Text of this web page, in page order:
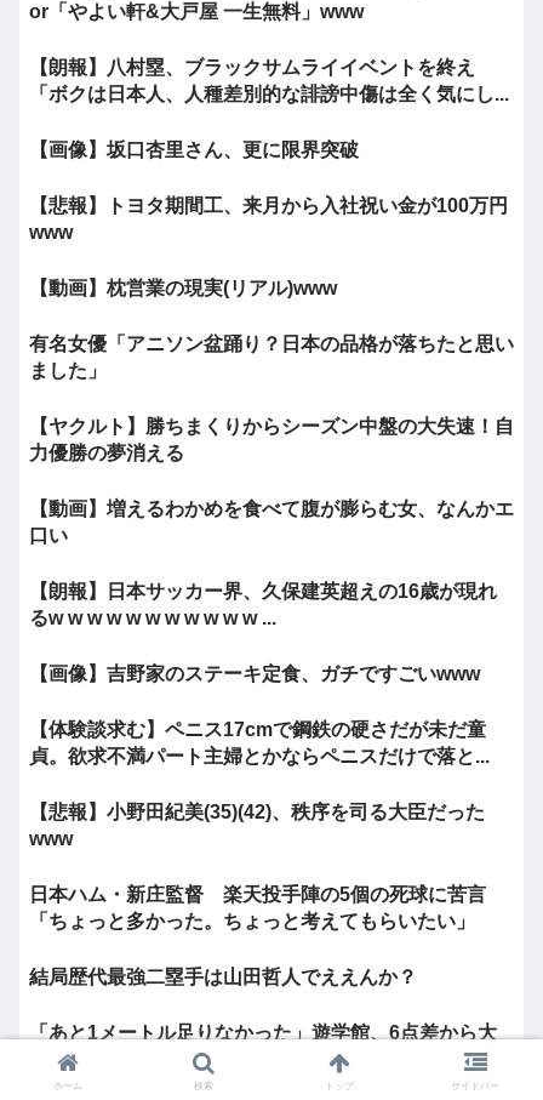
or「やよい軒&大戸屋 一生無料」www
【朗報】八村塁、ブラックサムライイベントを終え
「ボクは日本人、人種差別的な誹謗中傷は全く気にし...
【画像】坂口杏里さん、更に限界突破
【悲報】トヨタ期間工、来月から入社祝い金が100万円
www
【動画】枕営業の現実(リアル)www
有名女優「アニソン盆踊り？日本の品格が落ちたと思い
ました」
【ヤクルト】勝ちまくりからシーズン中盤の大失速！自
力優勝の夢消える
【動画】増えるわかめを食べて腹が膨らむ女、なんかエ
口い
【朗報】日本サッカー界、久保建英超えの16歳が現れ
るw w w w w w w w w w w ...
【画像】吉野家のステーキ定食、ガチですごいwww
【体験談求む】ペニス17cmで鋼鉄の硬さだが未だ童
貞。欲求不満パート主婦とかならペニスだけで落と...
【悲報】小野田紀美(35)(42)、秩序を司る大臣だった
www
日本ハム・新庄監督 楽天投手陣の5個の死球に苦言
「ちょっと多かった。ちょっと考えてもらいたい」
結局歴代最強二塁手は山田哲人でええんか？
「あと1メートル足りなかった」遊学館、6点差から大
逆転目前も…11年ぶり甲子園で惜敗
ホーム 検索 トップ サイドバー